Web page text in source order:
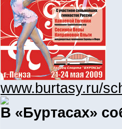
www.burtasy.ru/
В «Буртасах»